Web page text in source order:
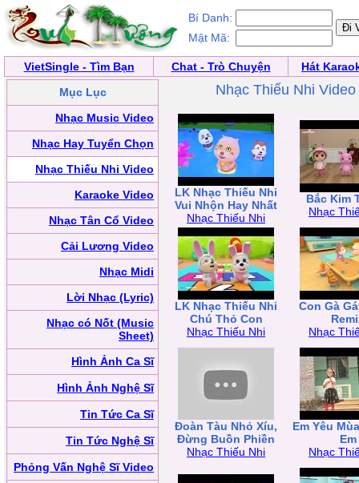
Bí Danh:
Mật Mã:
VietSingle - Tìm Bạn Chat - Trò Chuyện
Hát
Mục Lục
Nhạc Music Video
Nhạc Hay Tuyển Chọn
Nhạc Thiếu Nhi Video
Karaoke Video
Nhạc Tân Cổ Video
Cải Lương Video
Nhạc Midi
Lời Nhạc (Lyric)
Nhạc có Nốt (Music
Sheet)
Hình Ảnh Ca Sĩ
Hình Ảnh Nghệ Sĩ
Tin Tức Ca Sĩ
Tin Tức Nghệ Sĩ
Phỏng Vấn Nghệ Sĩ Video
Nhạc Thiếu Nhi
LK Nhạc Thiếu Nhi
Vui Nhộn Hay Nhất
Nhạc Thiếu Nhi
Bắc Kim
Nhạc
LK Nhạc Thiếu Nhi
Chú Thỏ Con
Nhạc Thiếu Nhi
Con Gà
Nhạc
Đoàn Tàu Nhỏ Xíu,
Đừng Buồn Phiền
Nhạc Thiếu Nhi
Em Yêu
Em
Nhạc